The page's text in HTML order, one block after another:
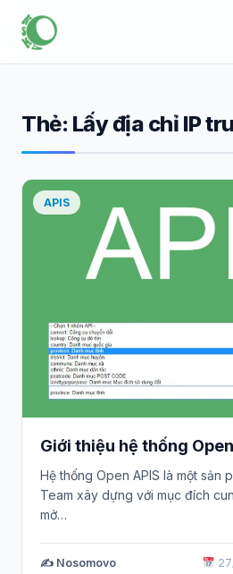
Thẻ: Lấy địa chỉ IP
APIS
Giới thiệu hệ thống
Hệ thống Open APIS là một sản
Team xây dựng với mục đích
mở…
✍️ Nosomovo